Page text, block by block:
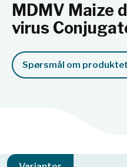
MDMV Maize
virus
Spørsmål om